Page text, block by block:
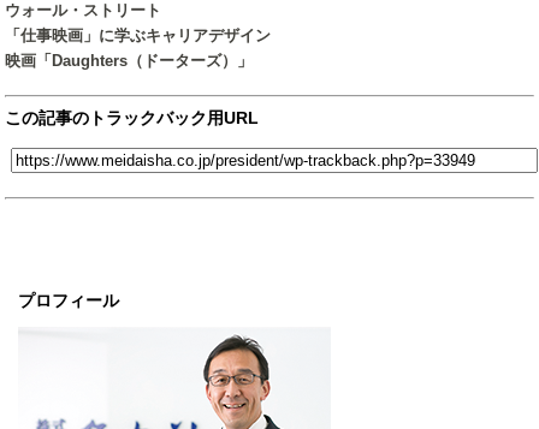
プロフィール
ウォール・ストリート
「仕事映画」に学ぶキャリアデザイン
映画「Daughters（ドーターズ）」
この記事のトラックバック用URL